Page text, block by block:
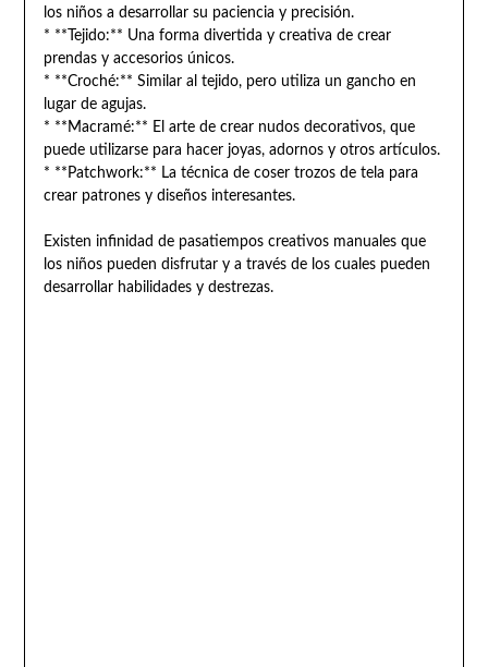
los niños a desarrollar su paciencia y precisión.
* **Tejido:** Una forma divertida y creativa de crear
prendas y accesorios únicos.
* **Croché:** Similar al tejido, pero utiliza un gancho en
lugar de agujas.
* **Macramé:** El arte de crear nudos decorativos, que
puede utilizarse para hacer joyas, adornos y otros artículos.
* **Patchwork:** La técnica de coser trozos de tela para
crear patrones y diseños interesantes.
Existen infinidad de pasatiempos creativos manuales que
los niños pueden disfrutar y a través de los cuales pueden
desarrollar habilidades y destrezas.